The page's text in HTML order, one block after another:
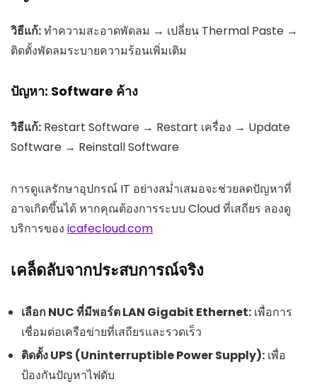
วิธีแก้:ทำความสะอาดพัดลม → เปลี่ยน Thermal Paste →
ติดตั้งพัดลมระบายความร้อนเพิ่มเติม
ปัญหา: Software ค้าง
วิธีแก้: Restart Software → Restart เครื่อง → Update
Software → Reinstall Software
การดูแลรักษาอุปกรณ์ IT อย่างสม่ำเสมอจะช่วยลดปัญหาที่
อาจเกิดขึ้นได้ หากคุณต้องการระบบ Cloud ที่เสถียร ลองดู
บริการของ icafecloud.com
เคล็ดลับจากประสบการณ์จริง
เลือก NUC ที่มีพอร์ต LAN Gigabit Ethernet: เพื่อการ
เชื่อมต่อเครือข่ายที่เสถียรและรวดเร็ว
ติดตั้ง UPS (Uninterruptible Power Supply): เพื่อ
ป้องกันปัญหาไฟดับ